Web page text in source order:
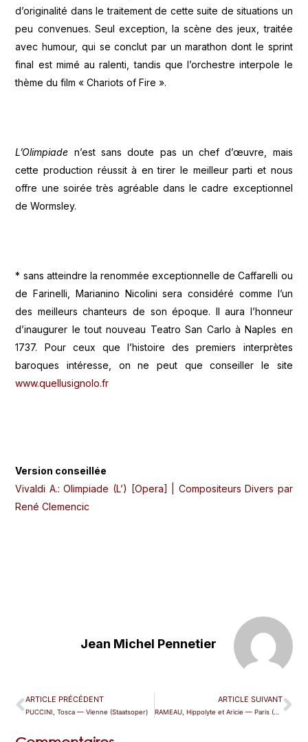
d’originalité dans le traitement de cette suite de situations un
peu convenues. Seul exception, la scène des jeux, traitée
avec humour, qui se conclut par un marathon dont le sprint
final est mimé au ralenti, tandis que l’orchestre interpole le
thème du film « Chariots of Fire ».
L’Olimpiade n’est sans doute pas un chef d’œuvre, mais
cette production réussit à en tirer le meilleur parti et nous
offre une soirée très agréable dans le cadre exceptionnel
de Wormsley.
* sans atteindre la renommée exceptionnelle de Caffarelli ou
de Farinelli, Marianino Nicolini sera considéré comme l’un
des meilleurs chanteurs de son époque. Il aura l’honneur
d’inaugurer le tout nouveau Teatro San Carlo à Naples en
1737. Pour ceux que l’histoire des premiers interprètes
baroques intéresse, on ne peut que conseiller le site
www.quellusignolo.fr
Version conseillée
Vivaldi A.: Olimpiade (L’) [Opera] | Compositeurs Divers par
René Clemencic
Jean Michel Pennetier
ARTICLE PRÉCÉDENT
PUCCINI, Tosca — Vienne (Staatsoper)
ARTICLE SUIVANT
RAMEAU, Hippolyte et Aricie — Paris (Garnier)